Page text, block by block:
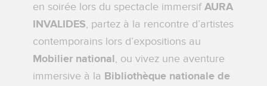
en soirée lors du spectacle immersifAURA
INVALIDES, partez à la rencontre d’artistes
contemporains lors d’expositions au
Mobilier national, ou vivez une aventure
immersive à la Bibliothèque nationale de